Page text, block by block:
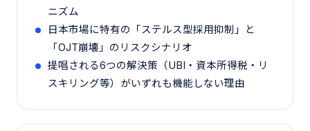
ニズム
日本市場に特有の「ステルス型採用抑制」と
「OJT崩壊」のリスクシナリオ
提唱される6つの解決策（UBI・資本所得税・リ
スキリング等）がいずれも機能しない理由